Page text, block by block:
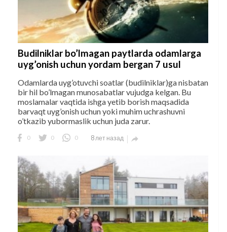
Budilniklar bo’lmagan paytlarda odamlarga
uyg’onish uchun yordam bergan 7 usul
Odamlarda uyg’otuvchi soatlar (budilniklar)ga nisbatan
bir hil bo’lmagan munosabatlar vujudga kelgan. Bu
moslamalar vaqtida ishga yetib borish maqsadida
barvaqt uyg’onish uchun yoki muhim uchrashuvni
o’tkazib yubormaslik uchun juda zarur.
0 0 0 8 лет назад 